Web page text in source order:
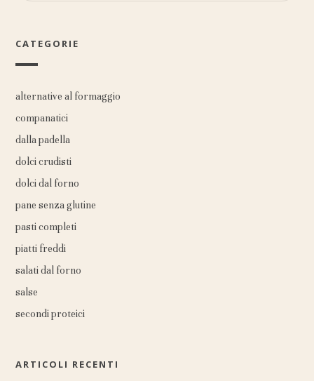
CATEGORIE
alternative al formaggio
companatici
dalla padella
dolci crudisti
dolci dal forno
pane senza glutine
pasti completi
piatti freddi
salati dal forno
salse
secondi proteici
ARTICOLI RECENTI